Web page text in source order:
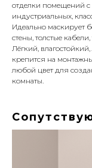
отделки помещений
индустриальных,
Идеально маскирует
стены, толстые
Лёгкий,
крепится на
любой цвет для
комнаты.